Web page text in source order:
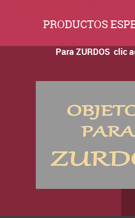
PRODUCTOS
Para ZURDOS clic